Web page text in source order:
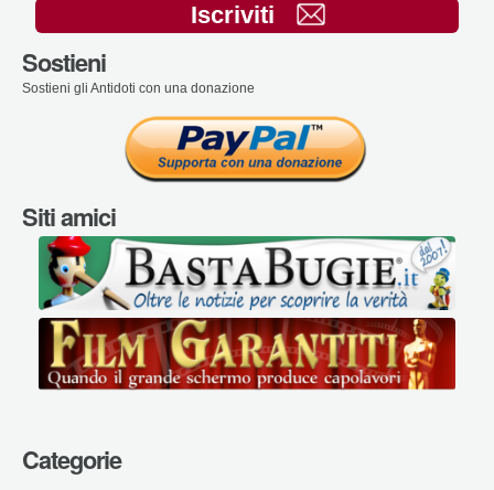
Iscriviti
Sostieni
Sostieni gli Antidoti con una donazione
Siti amici
Categorie